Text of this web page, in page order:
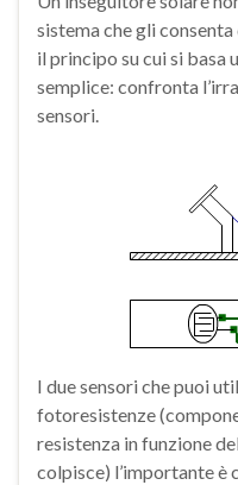
sistema che gli
il principo su cui si basa
semplice: confronta
sensori.
I due sensori che puoi
fotoresistenze
resistenza in funzione
colpisce) l’importante è